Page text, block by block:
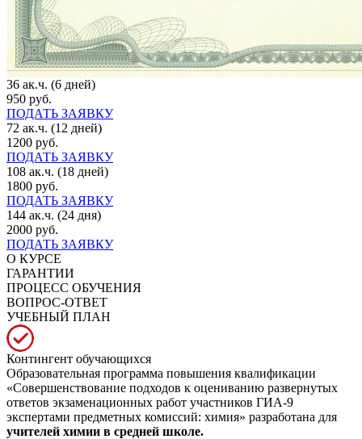
36 ак.ч. (6 дней)
950 руб.
ПОДАТЬ ЗАЯВКУ
72 ак.ч. (12 дней)
1200 руб.
ПОДАТЬ ЗАЯВКУ
108 ак.ч. (18 дней)
1800 руб.
ПОДАТЬ ЗАЯВКУ
144 ак.ч. (24 дня)
2000 руб.
ПОДАТЬ ЗАЯВКУ
О КУРСЕ
ГАРАНТИИ
ПРОЦЕСС ОБУЧЕНИЯ
ВОПРОС-ОТВЕТ
УЧЕБНЫЙ ПЛАН
Контингент обучающихся
Образовательная программа повышения квалификации
«Совершенствование подходов к оцениванию развернутых
ответов экзаменационных работ участников ГИА-9
экспертами предметных комиссий: химия» разработана для
учителей химии в средней школе.